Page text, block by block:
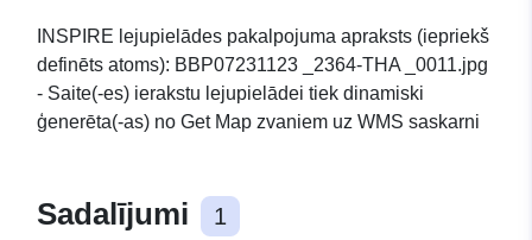
INSPIRE lejupielādes pakalpojuma apraksts (iepriekš
definēts atoms): BBP07231123 _2364-THA _0011.jpg
- Saite(-es) ierakstu lejupielādei tiek dinamiski
ģenerēta(-as) no Get Map zvaniem uz WMS saskarni
Sadalījumi 1